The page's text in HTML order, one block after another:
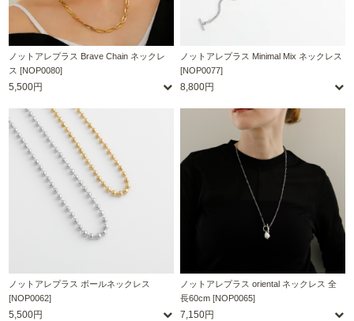
ノットアレプラス Brave Chain ネックレ
ス [NOP0080]
5,500円
ノットアレプラス Minimal Mix ネックレス
[NOP0077]
8,800円
ノットアレプラス ボールネックレス
[NOP0062]
5,500円
ノットアレプラス oriental ネックレス 全
長60cm [NOP0065]
7,150円